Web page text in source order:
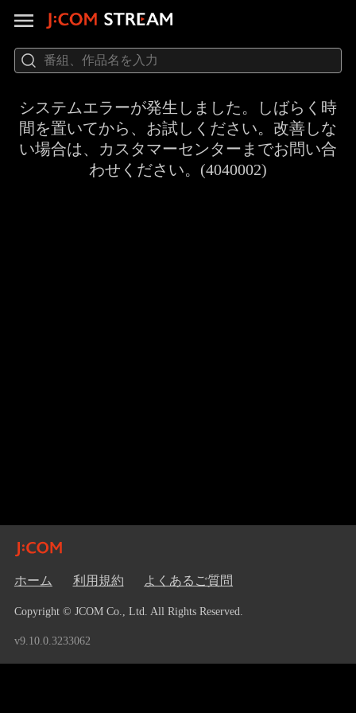
システムエラーが発生しました。しばらく時
間を置いてから、お試しください。改善しな
い場合は、カスタマーセンターまでお問い合
わせください。(4040002)
ホーム 利用規約 よくあるご質問
Copyright © JCOM Co., Ltd. All Rights Reserved.
v9.10.0.3233062